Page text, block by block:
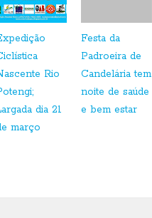
Rio
dia 21
março
Festa da
Padroeira de
Candelária tem
noite de saúde
e bem estar